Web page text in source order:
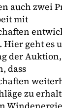
auch zwei
mit
geht es
der
dass
zu